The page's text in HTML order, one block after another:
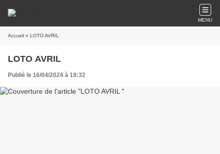
MENU
Accueil » LOTO AVRIL
LOTO AVRIL
Publié le 16/04/2024 à 19:32